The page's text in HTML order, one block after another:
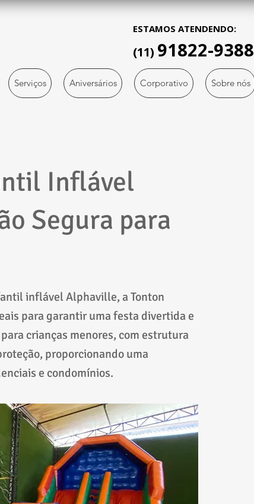
ESTAMOS ATENDENDO:
(11) 91822-9388
Serviços Aniversários Corporativo Sobre nós
Inflável
Segura para
inflável Alphaville, a Tonton
para garantir uma festa divertida e
crianças menores, com estrutura
proporcionando uma
e condomínios.